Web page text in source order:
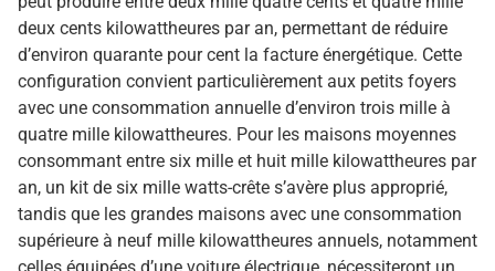
deux cents kilowattheures par an, permettant de réduire
d’environ quarante pour cent la facture énergétique. Cette
configuration convient particulièrement aux petits foyers
avec une consommation annuelle d’environ trois mille à
quatre mille kilowattheures. Pour les maisons moyennes
consommant entre six mille et huit mille kilowattheures par
an, un kit de six mille watts-crête s’avère plus approprié,
tandis que les grandes maisons avec une consommation
supérieure à neuf mille kilowattheures annuels, notamment
celles équipées d’une voiture électrique, nécessiteront un